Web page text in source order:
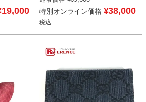
中古】
19,000
GGインプリメ ユニセックス ブ
ラック 【中古】
特別オンライン価格 ¥38,000
税込